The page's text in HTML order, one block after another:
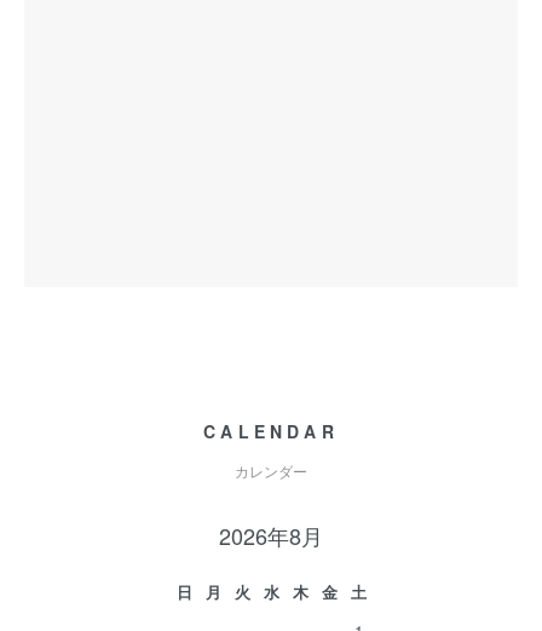
CALENDAR
カレンダー
2026年8月
日 月 火 水 木 金
土